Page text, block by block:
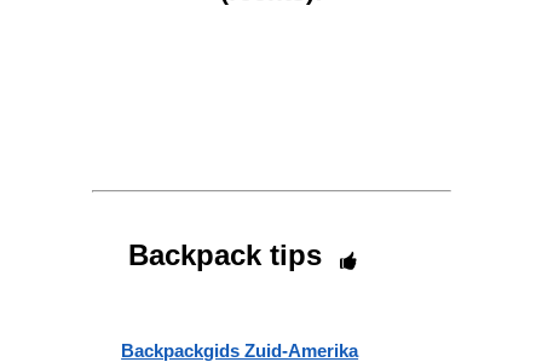
Backpack tips
Backpackgids Zuid-Amerika